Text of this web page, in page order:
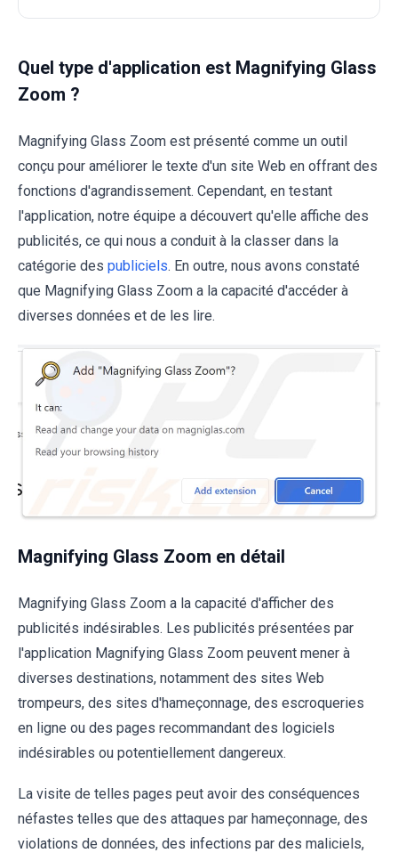
Quel type d'application est Magnifying Glass
Zoom ?
Magnifying Glass Zoom est présenté comme un outil
conçu pour améliorer le texte d'un site Web en offrant des
fonctions d'agrandissement. Cependant, en testant
l'application, notre équipe a découvert qu'elle affiche des
publicités, ce qui nous a conduit à la classer dans la
catégorie des publiciels. En outre, nous avons constaté
que Magnifying Glass Zoom a la capacité d'accéder à
diverses données et de les lire.
Magnifying Glass Zoom en détail
Magnifying Glass Zoom a la capacité d'afficher des
publicités indésirables. Les publicités présentées par
l'application Magnifying Glass Zoom peuvent mener à
diverses destinations, notamment des sites Web
trompeurs, des sites d'hameçonnage, des escroqueries
en ligne ou des pages recommandant des logiciels
indésirables ou potentiellement dangereux.
La visite de telles pages peut avoir des conséquences
néfastes telles que des attaques par hameçonnage, des
violations de données, des infections par des maliciels,